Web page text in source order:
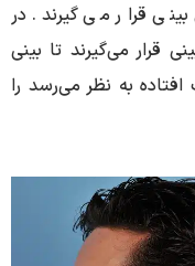
قرار می گیرند. در
قرار می‌گیرند تا بینی
به نظر می‌رسد را